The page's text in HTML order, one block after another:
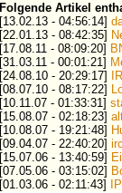
Folgende Artikel
[13.02.13 - 04:56:14]
[22.01.13 - 08:42:35]
[17.08.11 - 08:09:20]
[31.03.11 - 00:01:21]
[24.08.10 - 20:29:17]
[08.07.10 - 08:17:22]
[10.11.07 - 01:33:31]
[15.08.07 - 02:18:23]
[10.08.07 - 19:21:48]
[09.04.07 - 22:40:20]
[15.07.06 - 13:40:59]
[07.05.06 - 03:15:02]
[01.03.06 - 02:11:43]